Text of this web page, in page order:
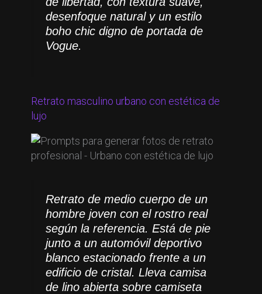
desenfoque natural y un estilo
boho chic digno de portada de
Vogue.
Retrato masculino urbano con estética de
lujo
Retrato de medio cuerpo de un
hombre joven con el rostro real
según la referencia. Está de pie
junto a un automóvil deportivo
blanco estacionado frente a un
edificio de cristal. Lleva camisa
de lino abierta sobre camiseta